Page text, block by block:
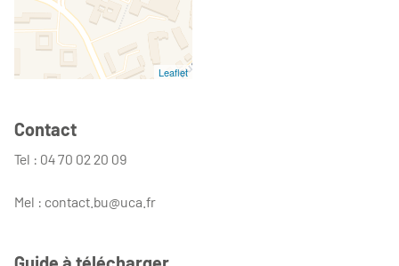
Leaflet
Contact
Tel : 04 70 02 20 09
Mel : contact.bu@uca.fr